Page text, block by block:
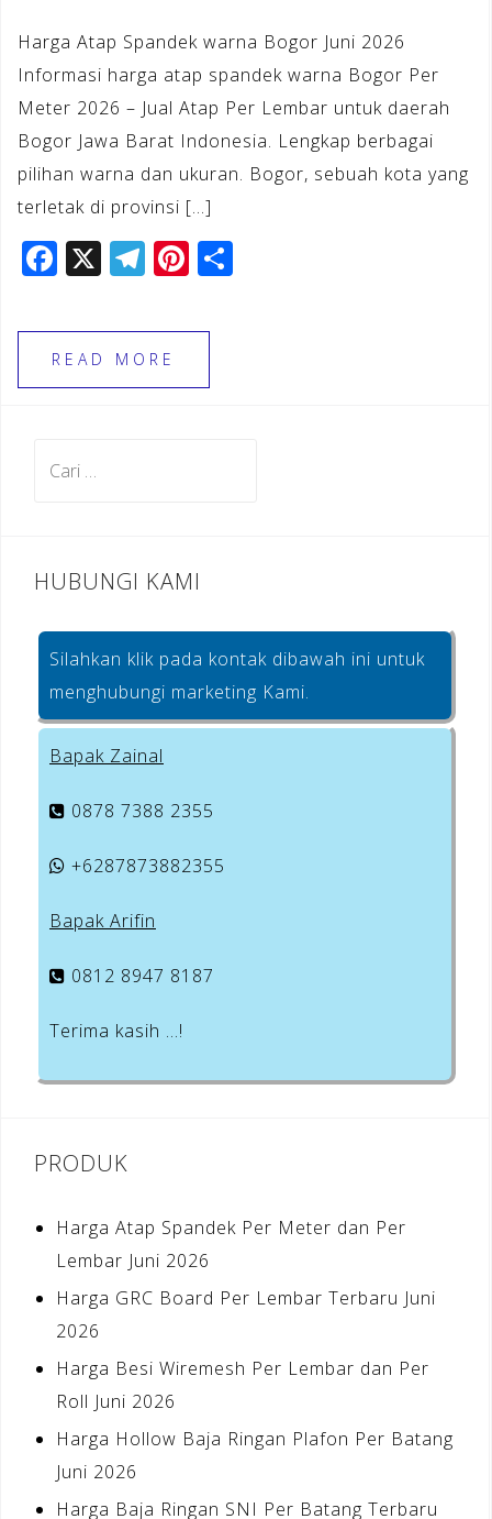
Harga Atap Spandek warna Bogor Juni 2026
Informasi harga atap spandek warna Bogor Per
Meter 2026 – Jual Atap Per Lembar untuk daerah
Bogor Jawa Barat Indonesia. Lengkap berbagai
pilihan warna dan ukuran. Bogor, sebuah kota yang
terletak di provinsi […]
F
c
e
b
o
X T
e
gr
a
Pi
te
e
READ MORE
HUBUNGI KAMI
Silahkan klik pada kontak dibawah ini untuk
menghubungi marketing Kami.
Bapak Zainal
0878 7388 2355
+6287873882355
Bapak Arifin
0812 8947 8187
Terima kasih …!
PRODUK
Harga Atap Spandek Per Meter dan Per
Lembar Juni 2026
Harga GRC Board Per Lembar Terbaru Juni
2026
Harga Besi Wiremesh Per Lembar dan Per
Roll Juni 2026
Harga Hollow Baja Ringan Plafon Per Batang
Juni 2026
Harga Baja Ringan SNI Per Batang Terbaru